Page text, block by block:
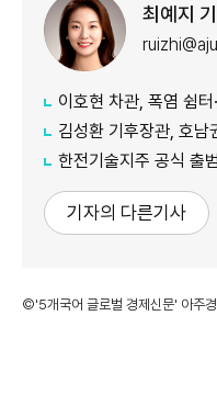
최예지
이호현 차관, 폭염 쉼터·취
김성환 기후장관, 호남권 반도
한전기술지주 공식 출범…특
기자의 다른기사
©'5개국어 글로벌 경제신문' 아주경